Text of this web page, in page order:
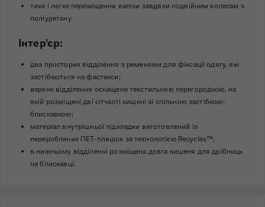
тихе і легке переміщення валізи завдяки подвійним колесам з
поліуретану.
Інтер'єр:
два просторих відділення з ременями для фіксації одягу, які
застібаються на фастекси;
верхнє відділення оснащене текстильною перегородкою, на
якій розміщені дві сітчасті кишені зі спільною застібкою-
блискавкою;
матеріал внутрішньої підкладки виготовлений із
перероблених ПЕТ-пляшок за технологією Recyclex™;
в нижньому відділенні розміщена довга кишеня для дрібниць
на блискавці.